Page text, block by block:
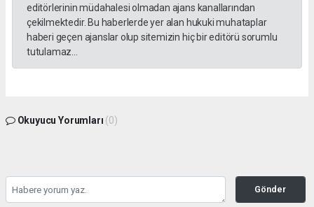
editörlerinin müdahalesi olmadan ajans kanallarından
çekilmektedir. Bu haberlerde yer alan hukuki muhataplar
haberi geçen ajanslar olup sitemizin hiç bir editörü sorumlu
tutulamaz...
Okuyucu Yorumları (0)
Gönder